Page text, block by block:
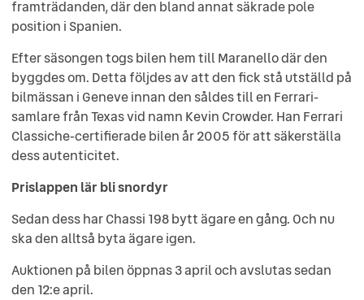
framträdanden, där den bland annat säkrade pole
position i Spanien.
Efter säsongen togs bilen hem till Maranello där den
byggdes om. Detta följdes av att den fick stå utställd på
bilmässan i Geneve innan den såldes till en Ferrari-
samlare från Texas vid namn Kevin Crowder. Han Ferrari
Classiche-certifierade bilen år 2005 för att säkerställa
dess autenticitet.
Prislappen lär bli snordyr
Sedan dess har Chassi 198 bytt ägare en gång. Och nu
ska den alltså byta ägare igen.
Auktionen på bilen öppnas 3 april och avslutas sedan
den 12:e april.